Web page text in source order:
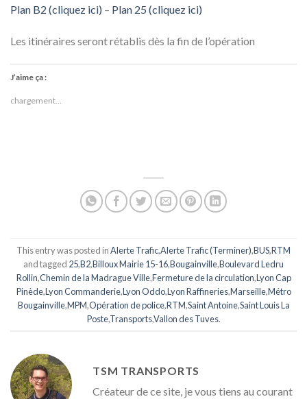
Plan B2 (cliquez ici) – Plan 25 (cliquez ici)
Les itinéraires seront rétablis dès la fin de l’opération
J’aime ça :
chargement…
This entry was posted inAlerte Trafic,Alerte Trafic (Terminer),BUS,RTM
and tagged 25,B2,Billoux Mairie 15-16,Bougainville,Boulevard Ledru
Rollin,Chemin de la Madrague Ville,Fermeture de la circulation,Lyon Cap
Pinède,Lyon Commanderie,Lyon Oddo,Lyon Raffineries,Marseille,Métro
Bougainville,MPM,Opération de police,RTM,Saint Antoine,Saint Louis La
Poste,Transports,Vallon des Tuves.
TSM TRANSPORTS
Créateur de ce site, je vous tiens au courant